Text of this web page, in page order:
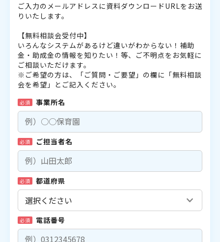
ご入力のメールアドレスに資料ダウンロードURLをお送
りいたします。
【無料相談会受付中】
いろんなシステムがあるけど違いがわからない！補助
金・助成金の情報を知りたい！等、ご不明点をお気軽に
ご相談いただけます。
※ご希望の方は、「ご質問・ご要望」の欄に「無料相談
会を希望」とご記入ください。
必須 事業所名
必須 ご担当者名
必須 都道府県
必須 電話番号